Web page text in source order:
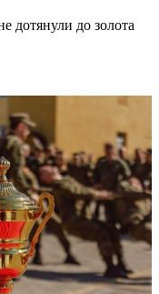
дотянули до золота